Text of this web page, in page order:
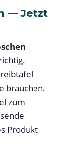
— Jetzt
brauchen.
zum
Produkt